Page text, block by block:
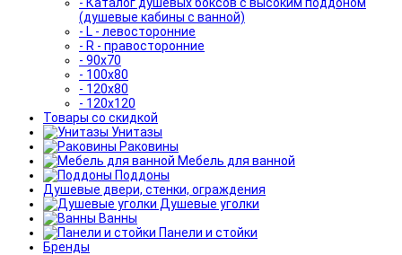
(душевые кабины с ванной)
- L - левосторонние
- R - правосторонние
- 90x70
- 100x80
- 120x80
- 120x120
Товары со скидкой
Унитазы
Раковины
Мебель для ванной
Поддоны
Душевые двери, стенки, ограждения
Душевые уголки
Ванны
Панели и стойки
Бренды